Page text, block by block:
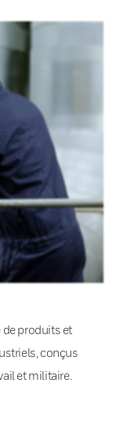
produits et
conçus
et militaire.